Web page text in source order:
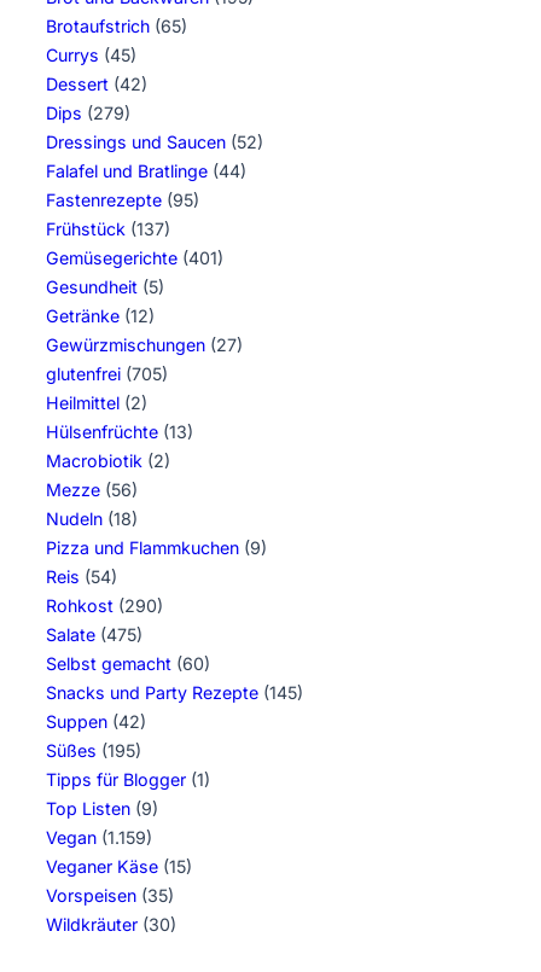
Brotaufstrich (65)
Currys (45)
Dessert (42)
Dips (279)
Dressings und Saucen (52)
Falafel und Bratlinge (44)
Fastenrezepte (95)
Frühstück (137)
Gemüsegerichte (401)
Gesundheit (5)
Getränke (12)
Gewürzmischungen (27)
glutenfrei (705)
Heilmittel (2)
Hülsenfrüchte (13)
Macrobiotik (2)
Mezze (56)
Nudeln (18)
Pizza und Flammkuchen (9)
Reis (54)
Rohkost (290)
Salate (475)
Selbst gemacht (60)
Snacks und Party Rezepte (145)
Suppen (42)
Süßes (195)
Tipps für Blogger (1)
Top Listen (9)
Vegan (1.159)
Veganer Käse (15)
Vorspeisen (35)
Wildkräuter (30)